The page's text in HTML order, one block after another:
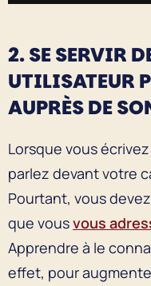
2. SE SERVIR
UTILISATEUR
AUPRÈS DE
Lorsque vous
parlez devant votre
Pourtant, vous
que vousvous
Apprendre à le
effet, pour